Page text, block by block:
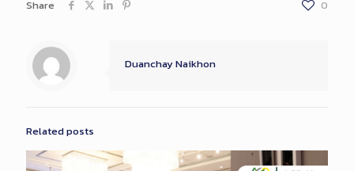
Share 0
Duanchay Naikhon
Related posts